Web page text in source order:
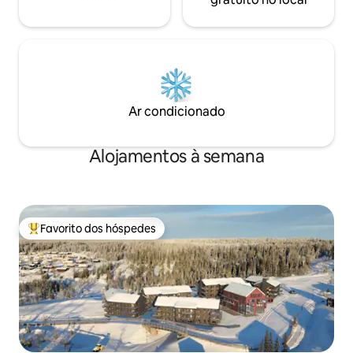
Ar condicionado
Alojamentos à semana
Favoritos dos hóspedes mais apreciados
Favorito dos hóspedes